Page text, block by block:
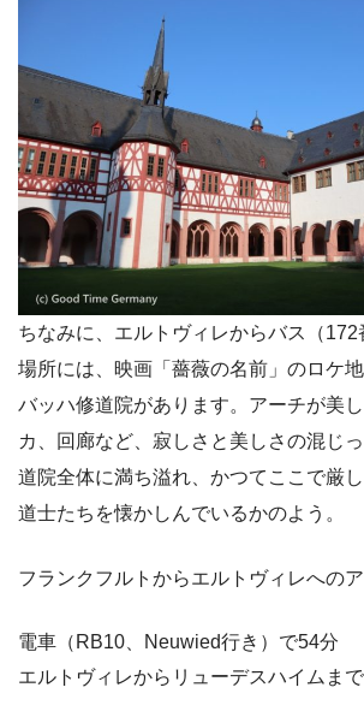
ちなみに、エルトヴィレからバス（
場所には、映画「薔薇の名前」のロケ
バッハ修道院があります。アーチが美
カ、回廊など、寂しさと美しさの混じ
道院全体に満ち溢れ、かつてここで厳
道士たちを懐かしんでいるかのよう。
フランクフルトからエルトヴィレへの
電車（RB10、Neuwied行き）で54分
エルトヴィレからリューデスハイムま